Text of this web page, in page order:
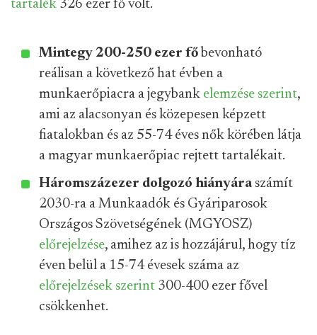
tartalék 326 ezer fő volt.
Mintegy 200-250 ezer fő bevonható
reálisan a következő hat évben a
munkaerőpiacra a jegybank elemzése szerint,
ami az alacsonyan és közepesen képzett
fiatalokban és az 55-74 éves nők körében látja
a magyar munkaerőpiac rejtett tartalékait.
Háromszázezer dolgozó hiányáraszámít
2030-ra a Munkaadók és Gyáriparosok
Országos Szövetségének (MGYOSZ)
előrejelzése, amihez az is hozzájárul, hogy tíz
éven belül a 15-74 évesek száma az
előrejelzések szerint 300-400 ezer fővel
csökkenhet.